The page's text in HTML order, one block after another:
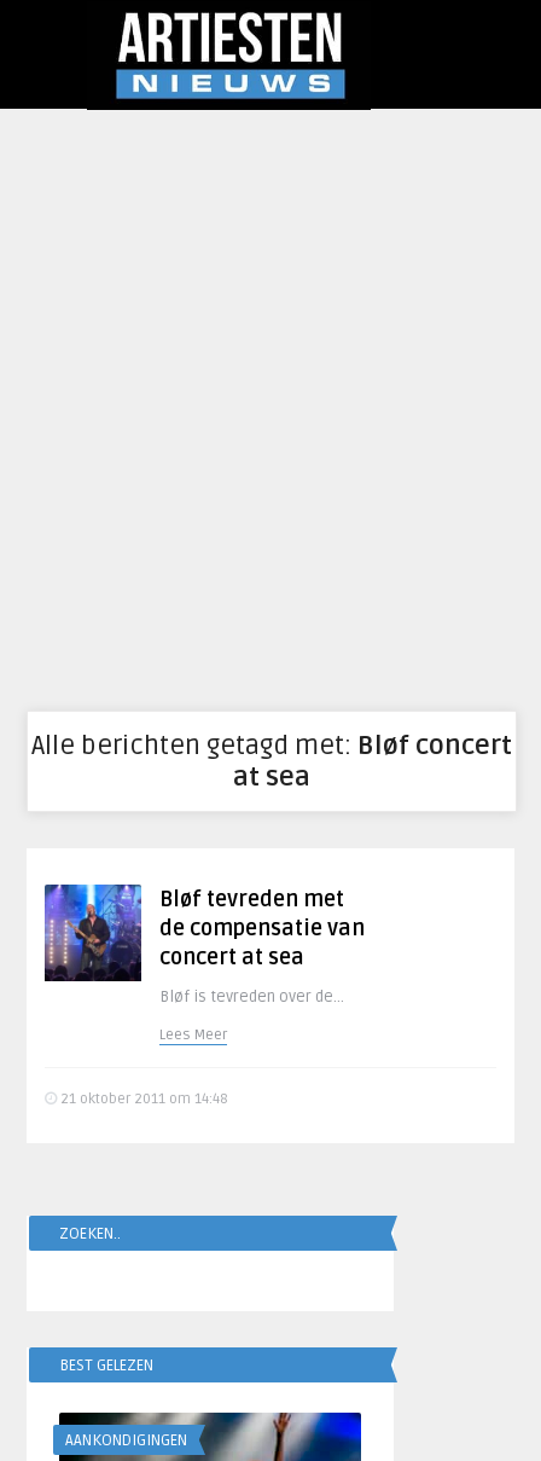
Alle berichten getagd met: Bløf concert
at sea
Bløf tevreden met
de compensatie van
concert at sea
Bløf is tevreden over de...
Lees Meer
21 oktober 2011 om 14:48
ZOEKEN..
BEST GELEZEN
AANKONDIGINGEN